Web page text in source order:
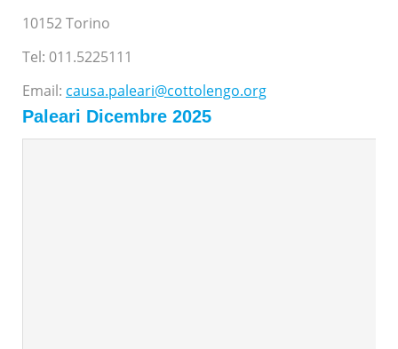
10152 Torino
Tel: 011.5225111
Email: causa.paleari@cottolengo.org
Paleari Dicembre 2025